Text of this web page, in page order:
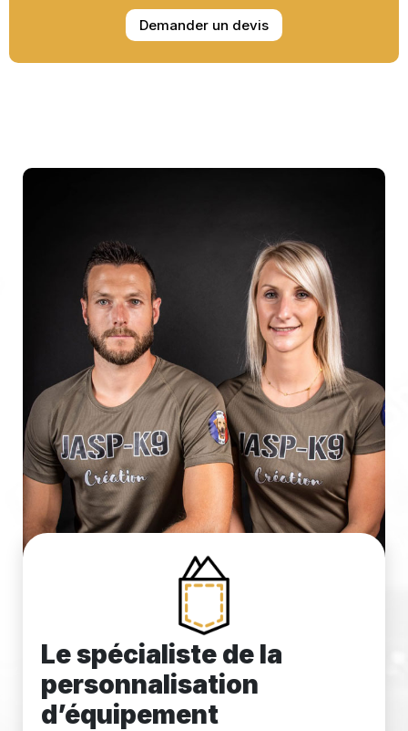
Demander un devis
Le spécialiste de la
personnalisation
d’équipement